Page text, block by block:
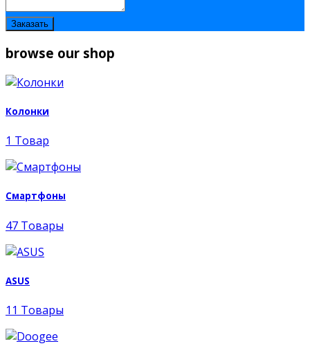
browse our shop
Колонки
1 Товар
Смартфоны
47 Товары
ASUS
11 Товары